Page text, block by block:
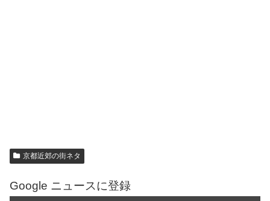
京都近郊の街ネタ
Google ニュースに登録